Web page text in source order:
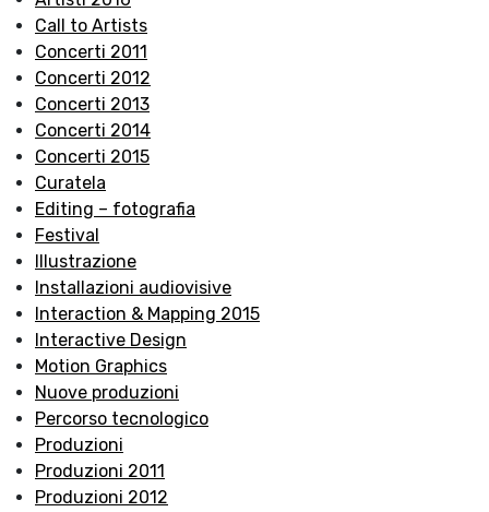
Call to Artists
Concerti 2011
Concerti 2012
Concerti 2013
Concerti 2014
Concerti 2015
Curatela
Editing – fotografia
Festival
Illustrazione
Installazioni audiovisive
Interaction & Mapping 2015
Interactive Design
Motion Graphics
Nuove produzioni
Percorso tecnologico
Produzioni
Produzioni 2011
Produzioni 2012